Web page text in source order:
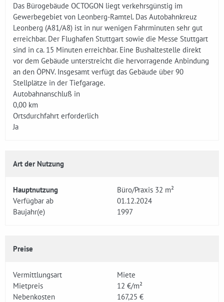
Das Bürogebäude OCTOGON liegt verkehrsgünstig im
Gewerbegebiet von Leonberg-Ramtel. Das Autobahnkreuz
Leonberg (A81/A8) ist in nur wenigen Fahrminuten sehr gut
erreichbar. Der Flughafen Stuttgart sowie die Messe Stuttgart
sind in ca. 15 Minuten erreichbar. Eine Bushaltestelle direkt
vor dem Gebäude unterstreicht die hervorragende Anbindung
an den ÖPNV. Insgesamt verfügt das Gebäude über 90
Stellplätze in der Tiefgarage.
Autobahnanschluß in
0,00 km
Ortsdurchfahrt erforderlich
Ja
Art der Nutzung
Hauptnutzung
Büro/Praxis 32 m²
Verfügbar ab
01.12.2024
Baujahr(e)
1997
Preise
Vermittlungsart
Miete
Mietpreis
12 €/m²
Nebenkosten
167,25 €